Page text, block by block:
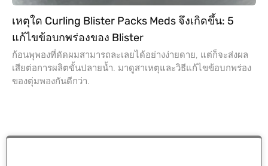
เหตุใด Curling Blister Packs Meds จึงเกิดขึ้น: 5
แก้ไขข้อบกพร่องของ Blister
ก้อนพุพองที่ดัดผมสามารถละเลยได้อย่างง่ายดาย, แต่ก็จะส่งผล
เสียต่อการผลิตขั้นปลายน้ำ. มาดูสาเหตุและวิธีแก้ไขข้อบกพร่อง
ของตุ่มพองกันดีกว่า.